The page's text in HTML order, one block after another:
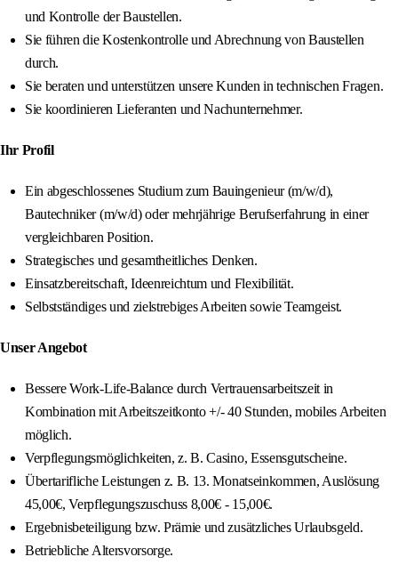
und Kontrolle der Baustellen.
Sie führen die Kostenkontrolle und Abrechnung von Baustellen
durch.
Sie beraten und unterstützen unsere Kunden in technischen Fragen.
Sie koordinieren Lieferanten und Nachunternehmer.
Ihr Profil
Ein abgeschlossenes Studium zum Bauingenieur (m/w/d),
Bautechniker (m/w/d) oder mehrjährige Berufserfahrung in einer
vergleichbaren Position.
Strategisches und gesamtheitliches Denken.
Einsatzbereitschaft, Ideenreichtum und Flexibilität.
Selbstständiges und zielstrebiges Arbeiten sowie Teamgeist.
Unser Angebot
Bessere Work‑Life‑Balance durch Vertrauensarbeitszeit in
Kombination mit Arbeitszeitkonto +/- 40 Stunden, mobiles Arbeiten
möglich.
Verpflegungsmöglichkeiten, z. B. Casino, Essensgutscheine.
Übertarifliche Leistungen z. B. 13. Monatseinkommen, Auslösung
45,00€, Verpflegungszuschuss 8,00€ - 15,00€.
Ergebnisbeteiligung bzw. Prämie und zusätzliches Urlaubsgeld.
Betriebliche Altersvorsorge.